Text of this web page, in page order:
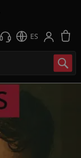
ES